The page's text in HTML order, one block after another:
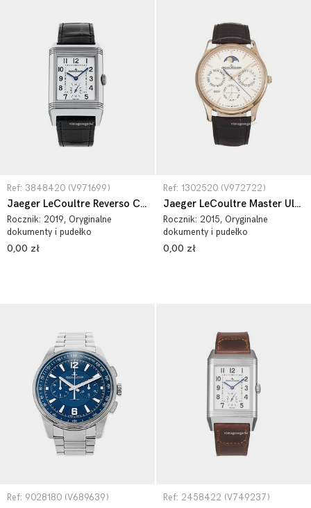
Ref: 3848420 (V971699)
Jaeger LeCoultre Reverso Classic 3848420
Rocznik: 2019, Oryginalne
dokumenty i pudełko
0,00 zł
Ref: 1302520 (V972722)
Jaeger LeCoultre Master Ultra Thin 1302520
Rocznik: 2015, Oryginalne
dokumenty i pudełko
0,00 zł
Ref: 9028180 (V689639) Ref: 2458422 (V749237)